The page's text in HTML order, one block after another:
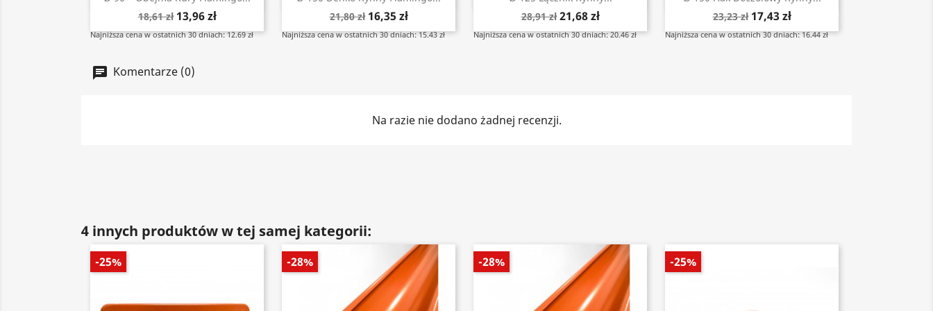
18,61 zł 13,96 zł
Najniższa cena w ostatnich 30 dniach: 12.69 zł
21,80 zł 16,35 zł
Najniższa cena w ostatnich 30 dniach: 15.43 zł
28,91 zł 21,68 zł
Najniższa cena w ostatnich 30 dniach: 20.46 zł
23,23 zł 17,43 zł
Najniższa cena w ostatnich 30 dniach: 16.44 zł
Komentarze (0)
Na razie nie dodano żadnej recenzji.
4 innych produktów w tej samej kategorii:
-25% -28% -28% -25%